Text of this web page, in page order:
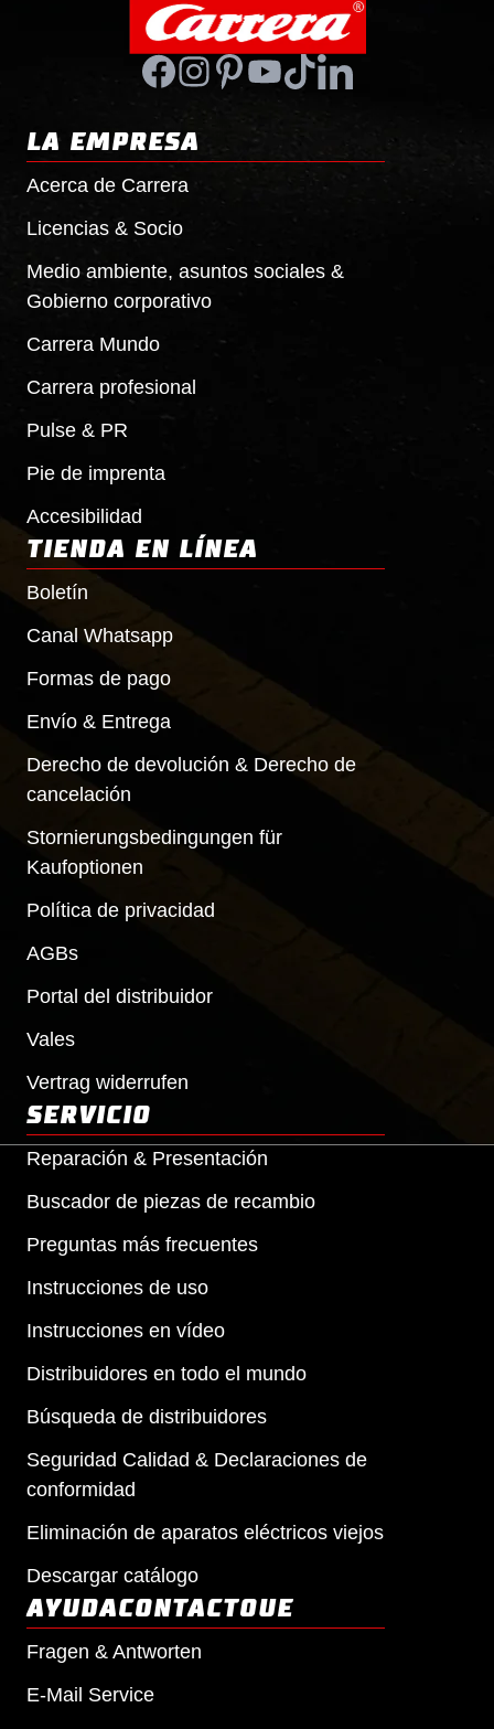
LA EMPRESA
Acerca de Carrera
Licencias & Socio
Medio ambiente, asuntos sociales &
Gobierno corporativo
Carrera Mundo
Carrera profesional
Pulse & PR
Pie de imprenta
Accesibilidad
TIENDA EN LÍNEA
Boletín
Canal Whatsapp
Formas de pago
Envío & Entrega
Derecho de devolución & Derecho de
cancelación
Stornierungsbedingungen für
Kaufoptionen
Política de privacidad
AGBs
Portal del distribuidor
Vales
Vertrag widerrufen
SERVICIO
Reparación & Presentación
Buscador de piezas de recambio
Preguntas más frecuentes
Instrucciones de uso
Instrucciones en vídeo
Distribuidores en todo el mundo
Búsqueda de distribuidores
Seguridad Calidad & Declaraciones de
conformidad
Eliminación de aparatos eléctricos viejos
Descargar catálogo
AYUDACONTACTOUE
Fragen & Antworten
E-Mail Service